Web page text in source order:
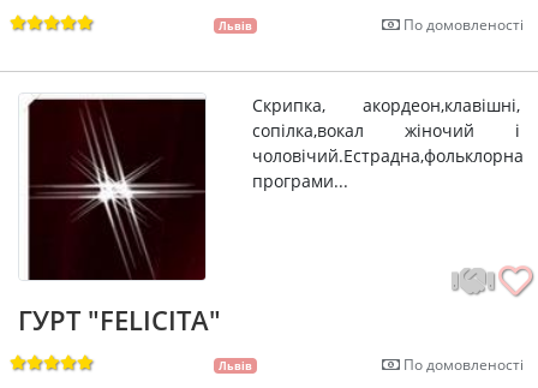
Львів По домовленості
Скрипка, акордеон,клавішні,
сопілка,вокал жіночий і
чоловічий.Естрадна,фольклорна
програми...
ГУРТ "FELICITA"
Львів По домовленості